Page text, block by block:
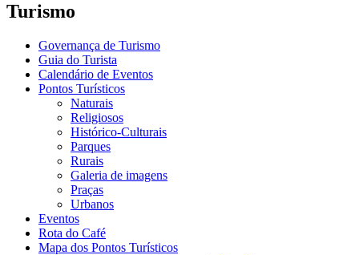
Turismo
Governança de Turismo
Guia do Turista
Calendário de Eventos
Pontos Turísticos
Naturais
Religiosos
Histórico-Culturais
Parques
Rurais
Galeria de imagens
Praças
Urbanos
Eventos
Rota do Café
Mapa dos Pontos Turísticos